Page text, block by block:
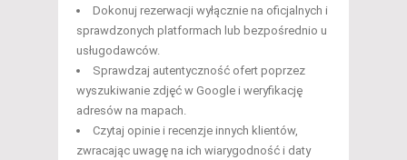
Dokonuj rezerwacji wyłącznie na oficjalnych i
sprawdzonych platformach lub bezpośrednio u
usługodawców.
Sprawdzaj autentyczność ofert poprzez
wyszukiwanie zdjęć w Google i weryfikację
adresów na mapach.
Czytaj opinie i recenzje innych klientów,
zwracając uwagę na ich wiarygodność i daty